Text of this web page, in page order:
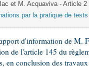
et M. Acquaviva - Article
par la pratique de
d'information de M.
de l'article 145 du
en conclusion des